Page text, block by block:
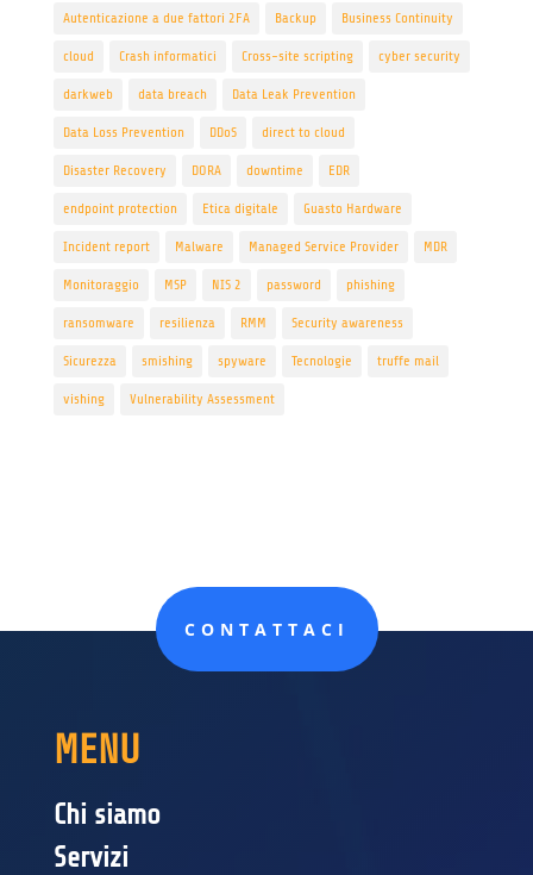
Autenticazione a due fattori 2FA Backup Business Continuity
cloud Crash informatici Cross-site scripting cyber security
darkweb data breach Data Leak Prevention
Data Loss Prevention DDoS direct to cloud
Disaster Recovery DORA downtime EDR
endpoint protection Etica digitale Guasto Hardware
Incident report Malware Managed Service Provider MDR
Monitoraggio MSP NIS 2 password phishing
ransomware resilienza RMM Security awareness
Sicurezza smishing spyware Tecnologie truffe mail
vishing Vulnerability Assessment
CONTATTACI
MENU
Chi siamo
Servizi